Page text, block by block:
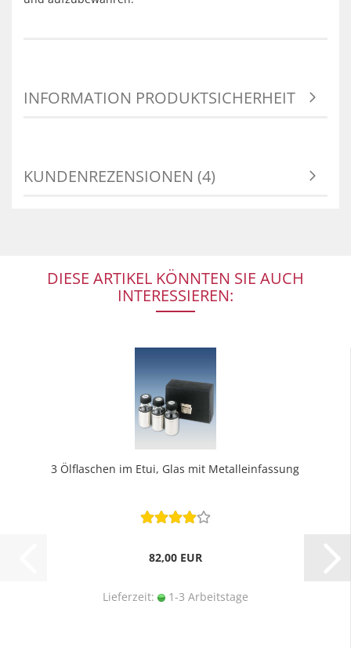
INFORMATION PRODUKTSICHERHEIT
KUNDENREZENSIONEN (4)
DIESE ARTIKEL KÖNNTEN SIE AUCH
INTERESSIEREN:
3 Ölflaschen im Etui, Glas mit Metalleinfassung
82,00 EUR
Lieferzeit: 1-3 Arbeitstage